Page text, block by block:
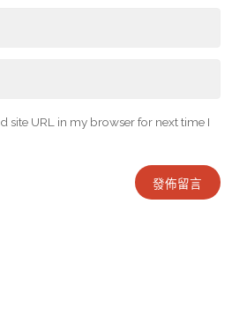
site URL in my browser for next time I